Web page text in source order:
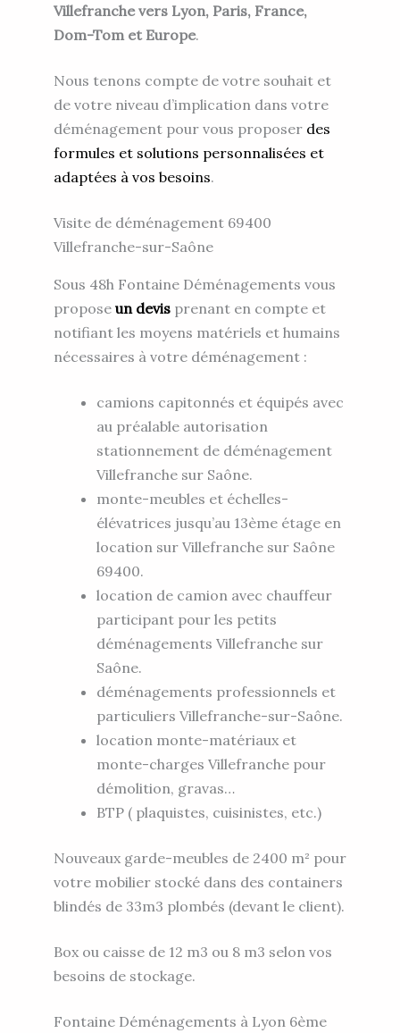
Villefranche vers Lyon, Paris, France,
Dom-Tom et Europe.
Nous tenons compte de votre souhait et
de votre niveau d’implication dans votre
déménagement pour vous proposer des
formules et solutions personnalisées et
adaptées à vos besoins.
Visite de déménagement 69400
Villefranche-sur-Saône
Sous 48h Fontaine Déménagements vous
propose un devis prenant en compte et
notifiant les moyens matériels et humains
nécessaires à votre déménagement :
camions capitonnés et équipés avec
au préalable autorisation
stationnement de déménagement
Villefranche sur Saône.
monte-meubles et échelles-
élévatrices jusqu’au 13ème étage en
location sur Villefranche sur Saône
69400.
location de camion avec chauffeur
participant pour les petits
déménagements Villefranche sur
Saône.
déménagements professionnels et
particuliers Villefranche-sur-Saône.
location monte-matériaux et
monte-charges Villefranche pour
démolition, gravas…
BTP ( plaquistes, cuisinistes, etc.)
Nouveaux garde-meubles de 2400 m² pour
votre mobilier stocké dans des containers
blindés de 33m3 plombés (devant le client).
Box ou caisse de 12 m3 ou 8 m3 selon vos
besoins de stockage.
Fontaine Déménagements à Lyon 6ème